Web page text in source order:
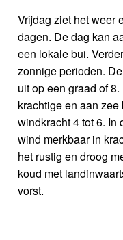
Vrijdag ziet het weer
dagen. De dag kan
een lokale bui.
zonnige perioden.
uit op een graad of
krachtige en aan
windkracht 4 tot 6. In
wind merkbaar in
het rustig en droog
koud met
vorst.